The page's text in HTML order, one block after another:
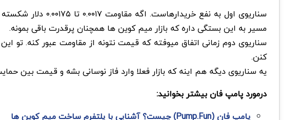
مسیر به این بستگی داره که بازار میم کوین ها همچنان پرقدرت باقی بمونه.
کنن.
یه سناریوی دیگه هم اینه که بازار فعلا وارد فاز نوسانی بشه و قیمت بین
درمورد پامپ فان بیشتر بخوانید:
پامپ فان (Pump.Fun) چیست؟ آشنایی با پلتفرم ساخت میم کوین ها